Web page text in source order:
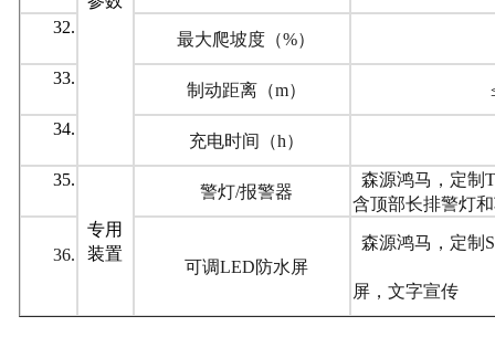
32.
最大爬坡度（%）
33.
制动距离（m）
34.
充电时间（h）
35.
专用
装置
警灯/报警器
森源鸿马，定制
含顶部长排警灯
36.
可调LED防水屏
森源鸿马，定制
屏，文字宣传